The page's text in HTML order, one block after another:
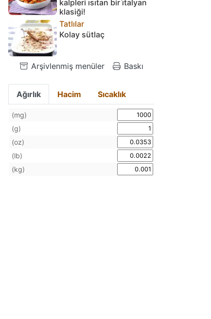
kalpleri ısıtan bir i̇talyan
klasiği!
Tatlılar
Kolay sütlaç
Arşivlenmiş menüler Baskı
Ağırlık Hacim Sıcaklık
(mg)
(g)
(oz)
(lb)
(kg)